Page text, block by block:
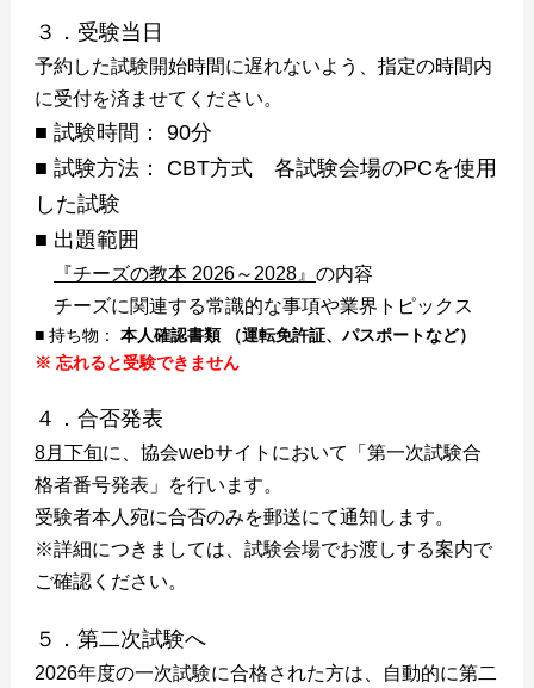
３．受験当日
予約した試験開始時間に遅れないよう、指定の時間内
に受付を済ませてください。
■ 試験時間： 90分
■ 試験方法： CBT方式 各試験会場のPCを使用
した試験
■ 出題範囲
『チーズの教本 2026～2028』 の内容
チーズに関連する常識的な事項や業界トピックス
■ 持ち物：
本人確認書類 （運転免許証、パスポートなど）
※ 忘れると受験できません
４．合否発表
8月下旬に、協会webサイトにおいて「第一次試験合
格者番号発表」を行います。
受験者本人宛に合否のみを郵送にて通知します。
※詳細につきましては、試験会場でお渡しする案内で
ご確認ください。
５．第二次試験へ
2026年度の一次試験に合格された方は、自動的に第二